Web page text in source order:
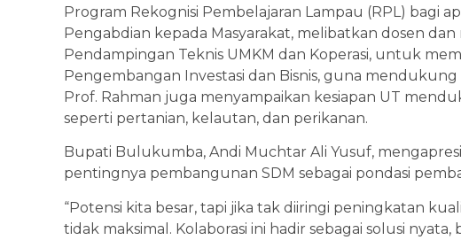
Program Rekognisi Pembelajaran Lampau (RPL) bagi
Pengabdian kepada Masyarakat, melibatkan dosen
Pendampingan Teknis UMKM dan Koperasi, untuk
Pengembangan Investasi dan Bisnis, guna
Prof. Rahman juga menyampaikan kesiapan UT
seperti pertanian, kelautan, dan perikanan.
Bupati Bulukumba, Andi Muchtar Ali Yusuf,
pentingnya pembangunan SDM sebagai pondasi
“Potensi kita besar, tapi jika tak diiringi peningkatan
tidak maksimal. Kolaborasi ini hadir sebagai solusi